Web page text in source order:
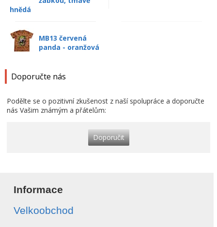
hnědá
MB13 červená
panda - oranžová
Doporučte nás
Podělte se o pozitivní zkušenost z naší spolupráce a doporučte
nás Vašim známým a přátelům:
Doporučit
Informace
Velkoobchod